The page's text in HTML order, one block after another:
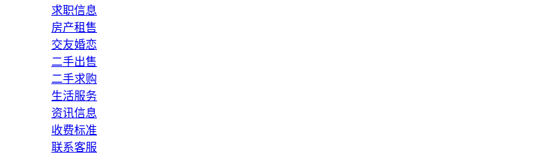
求职信息
房产租售
交友婚恋
二手出售
二手求购
生活服务
资讯信息
收费标准
联系客服